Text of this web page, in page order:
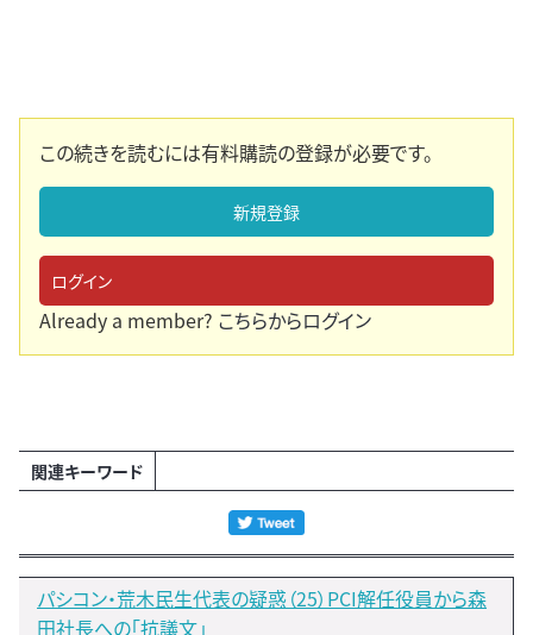
この続きを読むには有料購読の登録が必要です。
新規登録
ログイン
Already a member? こちらからログイン
関連キーワード
パシコン・荒木民生代表の疑惑（25）PCI解任役員から森
田社長への「抗議文」